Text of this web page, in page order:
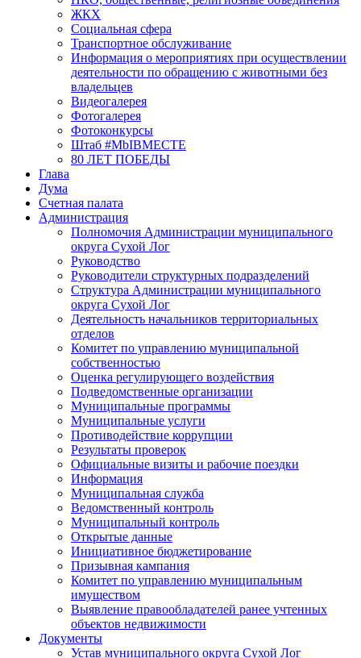
ЖКХ
Социальная сфера
Транспортное обслуживание
Информация о мероприятиях при осуществлении
деятельности по обращению с животными без
владельцев
Видеогалерея
Фотогалерея
Фотоконкурсы
Штаб #MbIBMECTE
80 ЛЕТ ПОБЕДЫ
Глава
Дума
Счетная палата
Администрация
Полномочия Администрации муниципального
округа Сухой Лог
Руководство
Руководители структурных подразделений
Структура Администрации муниципального
округа Сухой Лог
Деятельность начальников территориальных
отделов
Комитет по управлению муниципальной
собственностью
Оценка регулирующего воздействия
Подведомственные организации
Муниципальные программы
Муниципальные услуги
Противодействие коррупции
Результаты проверок
Официальные визиты и рабочие поездки
Информация
Муниципальная служба
Ведомственный контроль
Муниципальный контроль
Открытые данные
Инициативное бюджетирование
Призывная кампания
Комитет по управлению муниципальным
имуществом
Выявление правообладателей ранее учтенных
объектов недвижимости
Документы
Устав муниципального округа Сухой Лог